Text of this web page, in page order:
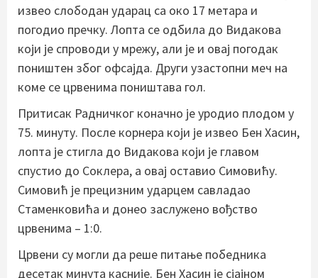
извео слободан ударац са око 17 метара и
погодио пречку. Лопта се одбила до Видакова
који је спроводи у мрежу, али је и овај погодак
поништен због офсајда. Други узастопни меч на
коме се црвенима поништава гол.
Притисак Радничког коначно је уродио плодом у
75. минуту. После корнера који је извео Бен Хасин,
лопта је стигла до Видакова који је главом
спустио до Соклера, а овај оставио Симовићу.
Симовић је прецизним ударцем савладао
Стаменковића и донео заслужено вођство
црвенима – 1:0.
Црвени су могли да реше питање победника
десетак минута касније. Бен Хасин је сјајном